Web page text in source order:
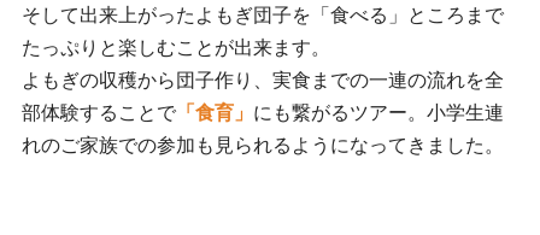
そして出来上がったよもぎ団子を「食べる」ところまで
たっぷりと楽しむことが出来ます。
よもぎの収穫から団子作り、実食までの一連の流れを全
部体験することで「食育」 にも繋がるツアー。小学生連
れのご家族での参加も見られるようになってきました。